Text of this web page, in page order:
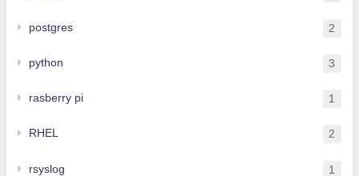
postgres 2
python 3
rasberry pi 1
RHEL 2
rsyslog 1